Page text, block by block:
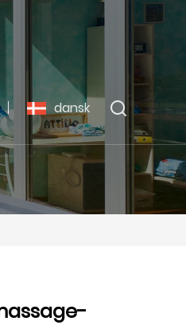
dansk